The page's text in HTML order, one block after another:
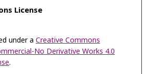
License
under a Creative Commons
No Derivative Works 4.0
.